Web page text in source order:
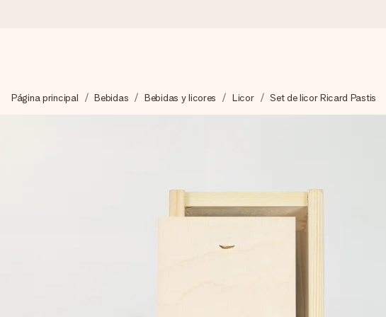
Preparamos tu regalo con cuidado y lo enviamos al vuelo, para que lo
Página principal Bebidas Bebidas y licores Licor Set de licor Ricard Pastis